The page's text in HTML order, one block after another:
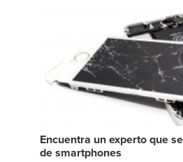
Encuentra un experto que
de smartphones